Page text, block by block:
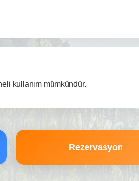
kullanım mümkündür.
Rezervasyon